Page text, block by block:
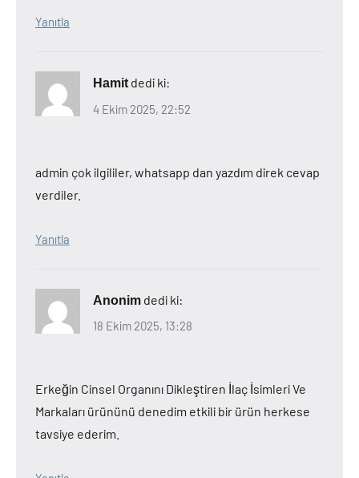
Yanıtla
Hamit dedi ki:
4 Ekim 2025, 22:52
admin çok ilgililer, whatsapp dan yazdım direk cevap
verdiler.
Yanıtla
Anonim dedi ki:
18 Ekim 2025, 13:28
Erkeğin Cinsel Organını Dikleştiren İlaç İsimleri Ve
Markaları ürününü denedim etkili bir ürün herkese
tavsiye ederim.